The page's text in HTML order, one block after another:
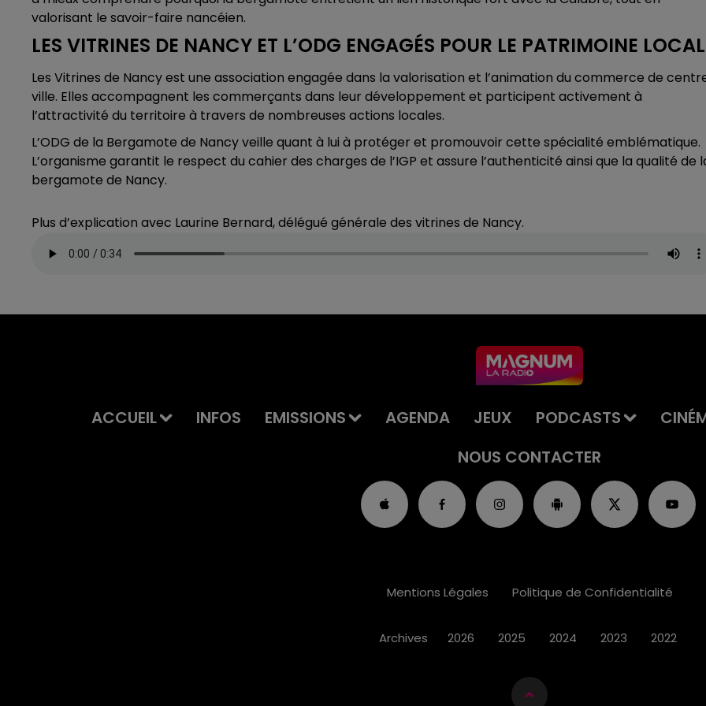
valorisant le savoir-faire nancéien.
LES VITRINES DE NANCY ET L’ODG ENGAGÉS POUR LE PATRIMOINE LOCAL
Les Vitrines de Nancy est une association engagée dans la valorisation et l’animation du commerce de
ville. Elles accompagnent les commerçants dans leur développement et participent activement à
l’attractivité du territoire à travers de nombreuses actions locales.
L’ODG de la Bergamote de Nancy veille quant à lui à protéger et promouvoir cette spécialité emblématique.
L’organisme garantit le respect du cahier des charges de l’IGP et assure l’authenticité ainsi que la qualité de
bergamote de Nancy.
Plus d’explication avec Laurine Bernard, délégué générale des vitrines de Nancy.
ACCUEIL INFOS EMISSIONS AGENDA JEUX PODCASTS
NOUS CONTACTER
Mentions Légales Politique de Confidentialité
Archives 2026 2025 2024 2023 2022